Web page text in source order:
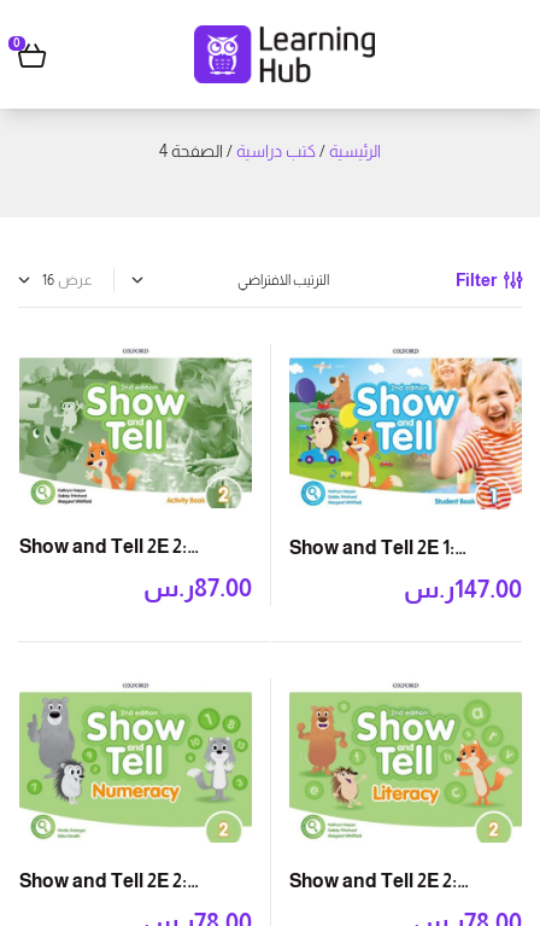
0
الرئيسية/كتب دراسية/ الصفحة 4
Filter عرض
Show and Tell 2E 1:
Student Book Pack
ر.س147.00
Show and Tell 2E 2:
ر.س87.00
Show and Tell 2E 2:
Show and Tell 2E 2: